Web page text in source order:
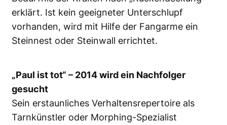
erklärt. Ist kein geeigneter Unterschlupf
vorhanden, wird mit Hilfe der Fangarme ein
Steinnest oder Steinwall errichtet.
„Paul ist tot“ – 2014 wird ein Nachfolger
gesucht
Sein erstaunliches Verhaltensrepertoire als
Tarnkünstler oder Morphing-Spezialist